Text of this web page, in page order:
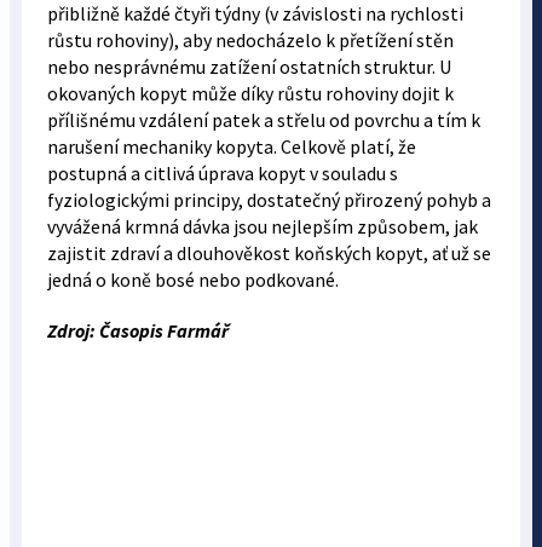
přibližně každé čtyři týdny (v závislosti na rychlosti
růstu rohoviny), aby nedocházelo k přetížení stěn
nebo nesprávnému zatížení ostatních struktur. U
okovaných kopyt může díky růstu rohoviny dojit k
přílišnému vzdálení patek a střelu od povrchu a tím k
narušení mechaniky kopyta. Celkově platí, že
postupná a citlivá úprava kopyt v souladu s
fyziologickými principy, dostatečný přirozený pohyb a
vyvážená krmná dávka jsou nejlepším způsobem, jak
zajistit zdraví a dlouhověkost koňských kopyt, ať už se
jedná o koně bosé nebo podkované.
Zdroj: Časopis Farmář